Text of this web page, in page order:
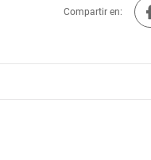
Compartir en: